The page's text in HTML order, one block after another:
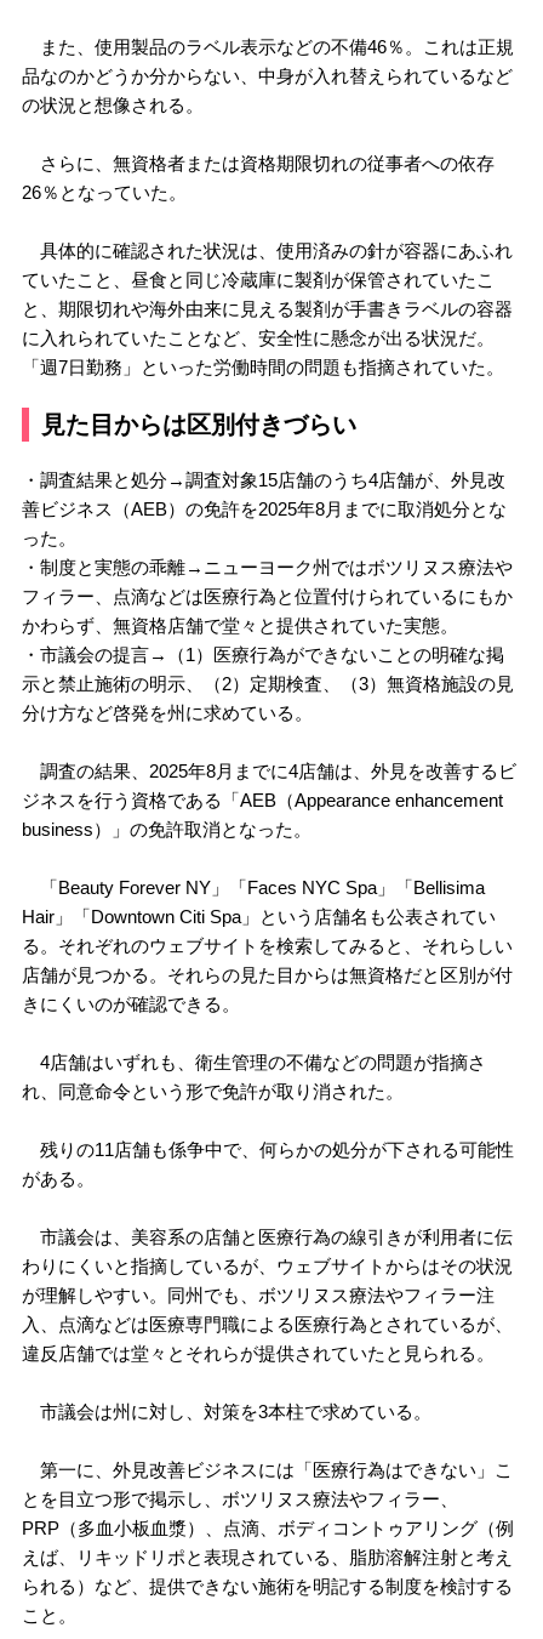
また、使用製品のラベル表示などの不備46％。これは正規
品なのかどうか分からない、中身が入れ替えられているなど
の状況と想像される。
さらに、無資格者または資格期限切れの従事者への依存
26％となっていた。
具体的に確認された状況は、使用済みの針が容器にあふれ
ていたこと、昼食と同じ冷蔵庫に製剤が保管されていたこ
と、期限切れや海外由来に見える製剤が手書きラベルの容器
に入れられていたことなど、安全性に懸念が出る状況だ。
「週7日勤務」といった労働時間の問題も指摘されていた。
見た目からは区別付きづらい
・調査結果と処分→調査対象15店舗のうち4店舗が、外見改
善ビジネス（AEB）の免許を2025年8月までに取消処分とな
った。
・制度と実態の乖離→ニューヨーク州ではボツリヌス療法や
フィラー、点滴などは医療行為と位置付けられているにもか
かわらず、無資格店舗で堂々と提供されていた実態。
・市議会の提言→（1）医療行為ができないことの明確な掲
示と禁止施術の明示、（2）定期検査、（3）無資格施設の見
分け方など啓発を州に求めている。
調査の結果、2025年8月までに4店舗は、外見を改善するビ
ジネスを行う資格である「AEB（Appearance enhancement
business）」の免許取消となった。
「Beauty Forever NY」「Faces NYC Spa」「Bellisima
Hair」「Downtown Citi Spa」という店舗名も公表されてい
る。それぞれのウェブサイトを検索してみると、それらしい
店舗が見つかる。それらの見た目からは無資格だと区別が付
きにくいのが確認できる。
4店舗はいずれも、衛生管理の不備などの問題が指摘さ
れ、同意命令という形で免許が取り消された。
残りの11店舗も係争中で、何らかの処分が下される可能性
がある。
市議会は、美容系の店舗と医療行為の線引きが利用者に伝
わりにくいと指摘しているが、ウェブサイトからはその状況
が理解しやすい。同州でも、ボツリヌス療法やフィラー注
入、点滴などは医療専門職による医療行為とされているが、
違反店舗では堂々とそれらが提供されていたと見られる。
市議会は州に対し、対策を3本柱で求めている。
第一に、外見改善ビジネスには「医療行為はできない」こ
とを目立つ形で掲示し、ボツリヌス療法やフィラー、
PRP（多血小板血漿）、点滴、ボディコントゥアリング（例
えば、リキッドリポと表現されている、脂肪溶解注射と考え
られる）など、提供できない施術を明記する制度を検討する
こと。